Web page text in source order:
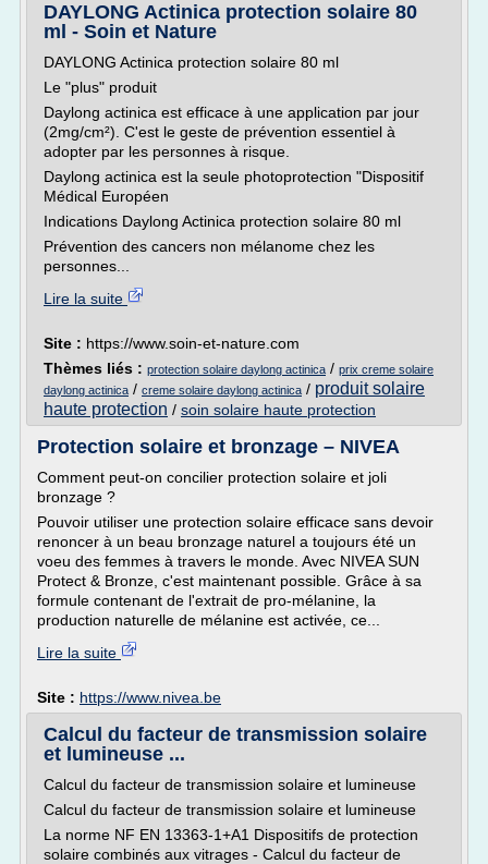
DAYLONG Actinica protection solaire 80
ml - Soin et Nature
DAYLONG Actinica protection solaire 80 ml
Le "plus" produit
Daylong actinica est efficace à une application par jour
(2mg/cm²). C'est le geste de prévention essentiel à
adopter par les personnes à risque.
Daylong actinica est la seule photoprotection "Dispositif
Médical Européen
Indications Daylong Actinica protection solaire 80 ml
Prévention des cancers non mélanome chez les
personnes...
Lire la suite
Site : https://www.soin-et-nature.com
Thèmes liés : protection solaire daylong actinica / prix creme solaire
daylong actinica / creme solaire daylong actinica / produit solaire
haute protection / soin solaire haute protection
Protection solaire et bronzage – NIVEA
Comment peut-on concilier protection solaire et joli
bronzage ?
Pouvoir utiliser une protection solaire efficace sans devoir
renoncer à un beau bronzage naturel a toujours été un
voeu des femmes à travers le monde. Avec NIVEA SUN
Protect & Bronze, c'est maintenant possible. Grâce à sa
formule contenant de l'extrait de pro-mélanine, la
production naturelle de mélanine est activée, ce...
Lire la suite
Site : https://www.nivea.be
Calcul du facteur de transmission solaire
et lumineuse ...
Calcul du facteur de transmission solaire et lumineuse
Calcul du facteur de transmission solaire et lumineuse
La norme NF EN 13363-1+A1 Dispositifs de protection
solaire combinés aux vitrages - Calcul du facteur de